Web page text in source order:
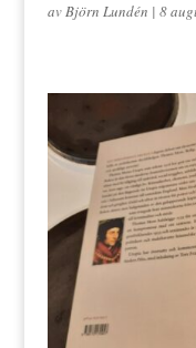
avBjörn Lundén | 8